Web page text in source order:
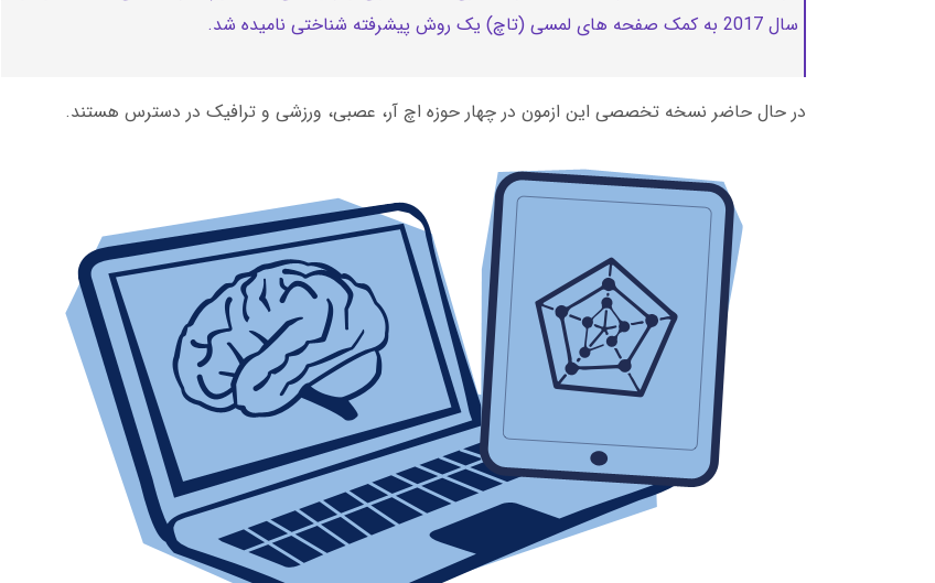
سال 2017 به کمک صفحه های لمسی (تاچ) یک روش پیشرفته شناختی نامیده شد.
در حال حاضر نسخه تخصصی این ازمون در چهار حوزه اچ آر، عصبی، ورزشی و ترافیک در دسترس هستند.